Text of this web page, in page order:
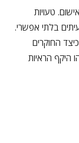
טעויות
בלתי אפשרי.
החוקרים
היקף הראיות